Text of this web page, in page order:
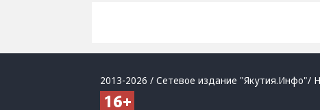
2013-2026 / Сетевое издание "Якутия.Инфо"/